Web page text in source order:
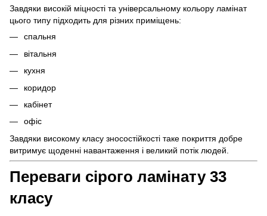
Завдяки високій міцності та універсальному кольору ламінат
цього типу підходить для різних приміщень:
спальня
вітальня
кухня
коридор
кабінет
офіс
Завдяки високому класу зносостійкості таке покриття добре
витримує щоденні навантаження і великий потік людей.
Переваги сірого ламінату 33
класу